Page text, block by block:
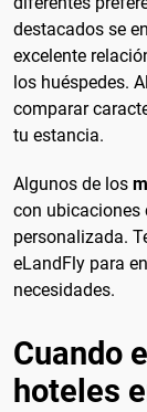
destacados se
excelente
los huéspedes.
comparar
tu estancia.
Algunos de los
con ubicaciones
personalizada.
eLandFly para
necesidades.
Cuando
hoteles